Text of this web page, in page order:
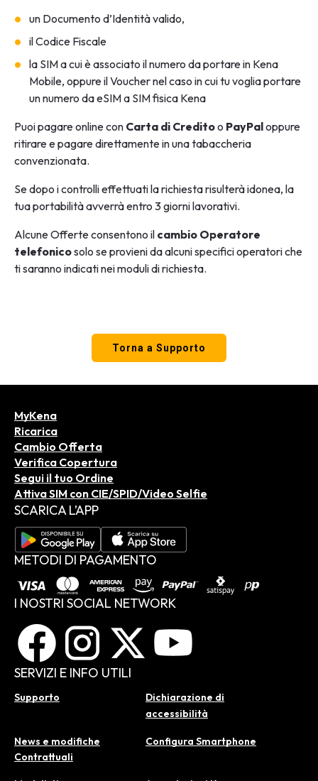
un Documento d’Identità valido,
il Codice Fiscale
la SIM a cui è associato il numero da portare in Kena
Mobile, oppure il Voucher nel caso in cui tu voglia portare
un numero da eSIM a SIM fisica Kena
Puoi pagare online con Carta di Creditoo PayPaloppure
ritirare e pagare direttamente in una tabaccheria
convenzionata.
Se dopo i controlli effettuati la richiesta risulterà idonea, la
tua portabilità avverrà entro 3 giorni lavorativi.
Alcune Offerte consentono il cambio Operatore
telefonicosolo se provieni da alcuni specifici operatori che
ti saranno indicati nei moduli di richiesta.
Torna a Supporto
MyKena
Ricarica
Cambio Offerta
Verifica Copertura
Segui il tuo Ordine
Attiva SIM con CIE/SPID/Video Selfie
SCARICA L’APP
METODI DI PAGAMENTO
I NOSTRI SOCIAL NETWORK
SERVIZI E INFO UTILI
Supporto
Dichiarazione di
accessibilità
News e modifiche
Contrattuali
Configura Smartphone